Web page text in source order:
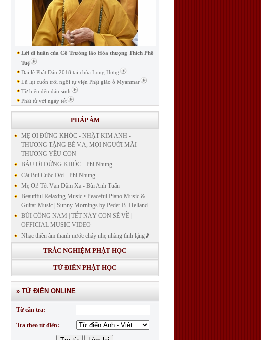
Lời di huấn của Cố Trưởng lão Hòa thượng Thích Phổ
Tuệ
Đại lễ Phật Đản 2018 tại chùa Long Hưng
Lũ lụt cuốn trôi ngôi tự viện Phật giáo ở Myanmar
Từ hiện đến đản sinh
Phât tử với ngày tết
PHÁP ÂM
MẸ ƠI ĐỪNG KHÓC - NHẬT KIM ANH -
THƯƠNG TẶNG BÉ V.A, MỌI NGƯỜI MÃI
THƯƠNG YÊU CON
BẬU ƠI ĐỪNG KHÓC - Phi Nhung
Cát Bụi Cuộc Đời - Phi Nhung
Mẹ Ơi! Tết Vạn Dặm Xa - Bùi Anh Tuấn
Beautiful Relaxing Music • Peaceful Piano Music &
Guitar Music | Sunny Mornings by Peder B. Helland
BÙI CÔNG NAM | TẾT NÀY CON SẼ VỀ |
OFFICIAL MUSIC VIDEO
Nhạc thiền âm thanh nước chảy nhẹ nhàng tĩnh lặng🎵
Nhạc thiền lặng tâm
KINH BẢN NGUYỆN CÔNG ĐỨC DƯỢC SƯ
LƯU LY QUANG NHƯ LAI"
GIẢNG GIẢI KINH DƯỢC SƯ - BÀI 14/ GIẢNG
GIẢI KINH BẢN NGUYỆN CÔNG ĐỨC DƯỢC
SƯ LƯU LY QUANG NHƯ LAI
GIẢNG GIẢI KINH DƯỢC SƯ
TRẮC NGHIỆM PHẬT HỌC
TỪ ĐIỂN PHẬT HỌC
» TỪ ĐIỂN ONLINE
Từ cần tra:
Tra theo từ điển: